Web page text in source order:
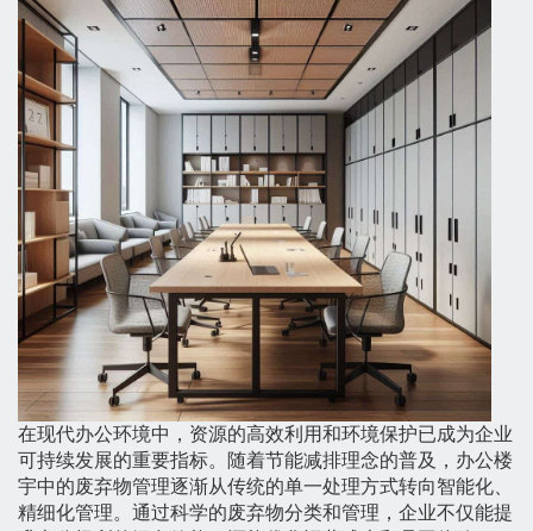
在现代办公环境中，资源的高效利用和环境保护已成为企业
可持续发展的重要指标。随着节能减排理念的普及，办公楼
宇中的废弃物管理逐渐从传统的单一处理方式转向智能化、
精细化管理。通过科学的废弃物分类和管理，企业不仅能提